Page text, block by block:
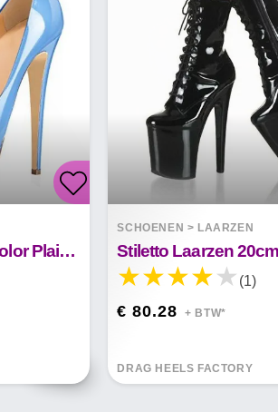
Josephine Candy Color Plaid Fish Mouth Plateauzolen
SCHOENEN > LAARZEN
Stiletto Laarzen
(1)
€ 80.28 + BTW*
DRAG HEELS FACTORY